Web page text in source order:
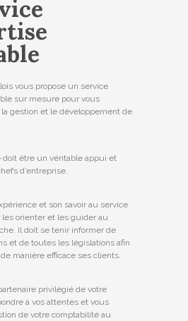
vous propose un service
sur mesure pour vous
gestion et le développement de
doit être un véritable appui et
d’entreprise.
et son savoir au service
orienter et les guider au
Il doit se tenir informer de
et de toutes les législations afin
de manière efficace ses clients.
privilégié de votre
à vos attentes et vous
de votre comptabilité au